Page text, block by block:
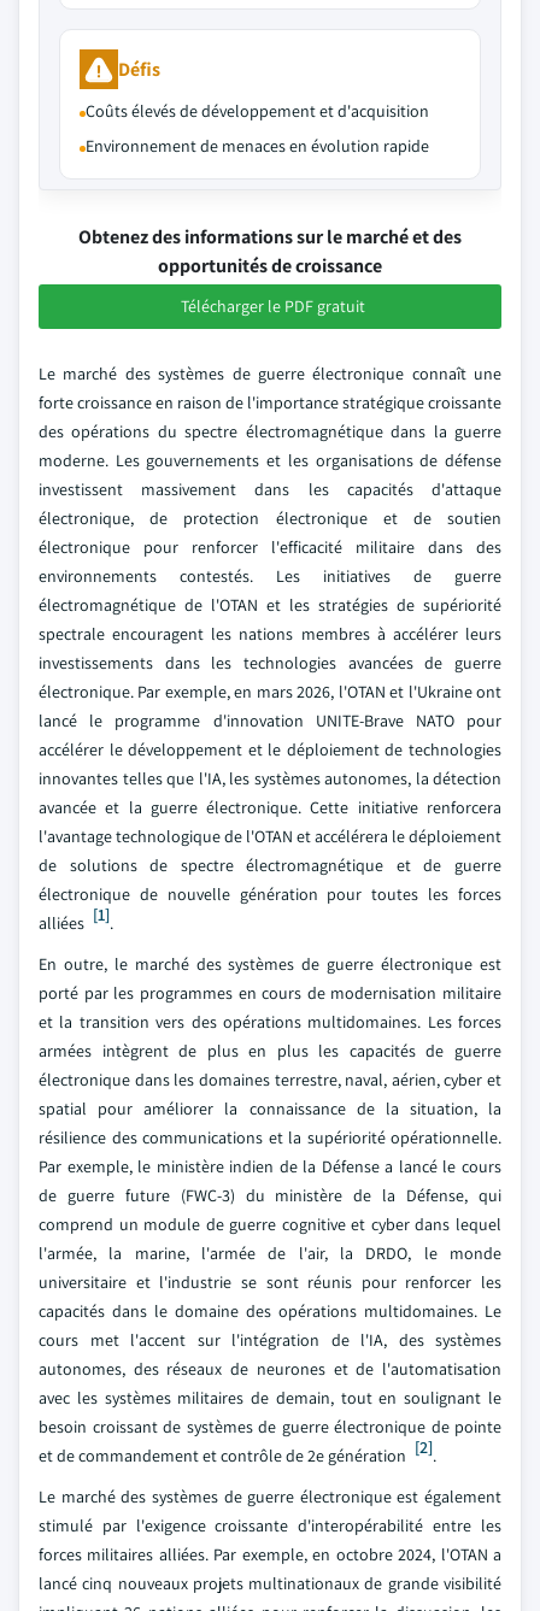
Défis
Coûts élevés de développement et d'acquisition
Environnement de menaces en évolution rapide
Obtenez des informations sur le marché et des
opportunités de croissance
Télécharger le PDF gratuit
Le marché des systèmes de guerre électronique connaît une
forte croissance en raison de l'importance stratégique croissante
des opérations du spectre électromagnétique dans la guerre
moderne. Les gouvernements et les organisations de défense
investissent massivement dans les capacités d'attaque
électronique, de protection électronique et de soutien
électronique pour renforcer l'efficacité militaire dans des
environnements contestés. Les initiatives de guerre
électromagnétique de l'OTAN et les stratégies de supériorité
spectrale encouragent les nations membres à accélérer leurs
investissements dans les technologies avancées de guerre
électronique. Par exemple, en mars 2026, l'OTAN et l'Ukraine ont
lancé le programme d'innovation UNITE-Brave NATO pour
accélérer le développement et le déploiement de technologies
innovantes telles que l'IA, les systèmes autonomes, la détection
avancée et la guerre électronique. Cette initiative renforcera
l'avantage technologique de l'OTAN et accélérera le déploiement
de solutions de spectre électromagnétique et de guerre
électronique de nouvelle génération pour toutes les forces
alliées [1].
En outre, le marché des systèmes de guerre électronique est
porté par les programmes en cours de modernisation militaire
et la transition vers des opérations multidomaines. Les forces
armées intègrent de plus en plus les capacités de guerre
électronique dans les domaines terrestre, naval, aérien, cyber et
spatial pour améliorer la connaissance de la situation, la
résilience des communications et la supériorité opérationnelle.
Par exemple, le ministère indien de la Défense a lancé le cours
de guerre future (FWC-3) du ministère de la Défense, qui
comprend un module de guerre cognitive et cyber dans lequel
l'armée, la marine, l'armée de l'air, la DRDO, le monde
universitaire et l'industrie se sont réunis pour renforcer les
capacités dans le domaine des opérations multidomaines. Le
cours met l'accent sur l'intégration de l'IA, des systèmes
autonomes, des réseaux de neurones et de l'automatisation
avec les systèmes militaires de demain, tout en soulignant le
besoin croissant de systèmes de guerre électronique de pointe
et de commandement et contrôle de 2e génération [2].
Le marché des systèmes de guerre électronique est également
stimulé par l'exigence croissante d'interopérabilité entre les
forces militaires alliées. Par exemple, en octobre 2024, l'OTAN a
lancé cinq nouveaux projets multinationaux de grande visibilité